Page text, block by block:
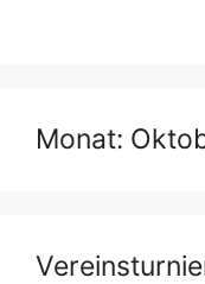
Monat: